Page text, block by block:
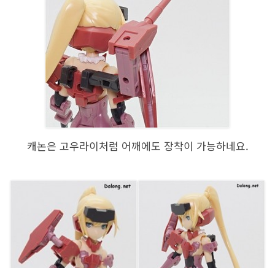
캐논은 고우라이처럼 어깨에도 장착이 가능하네요.